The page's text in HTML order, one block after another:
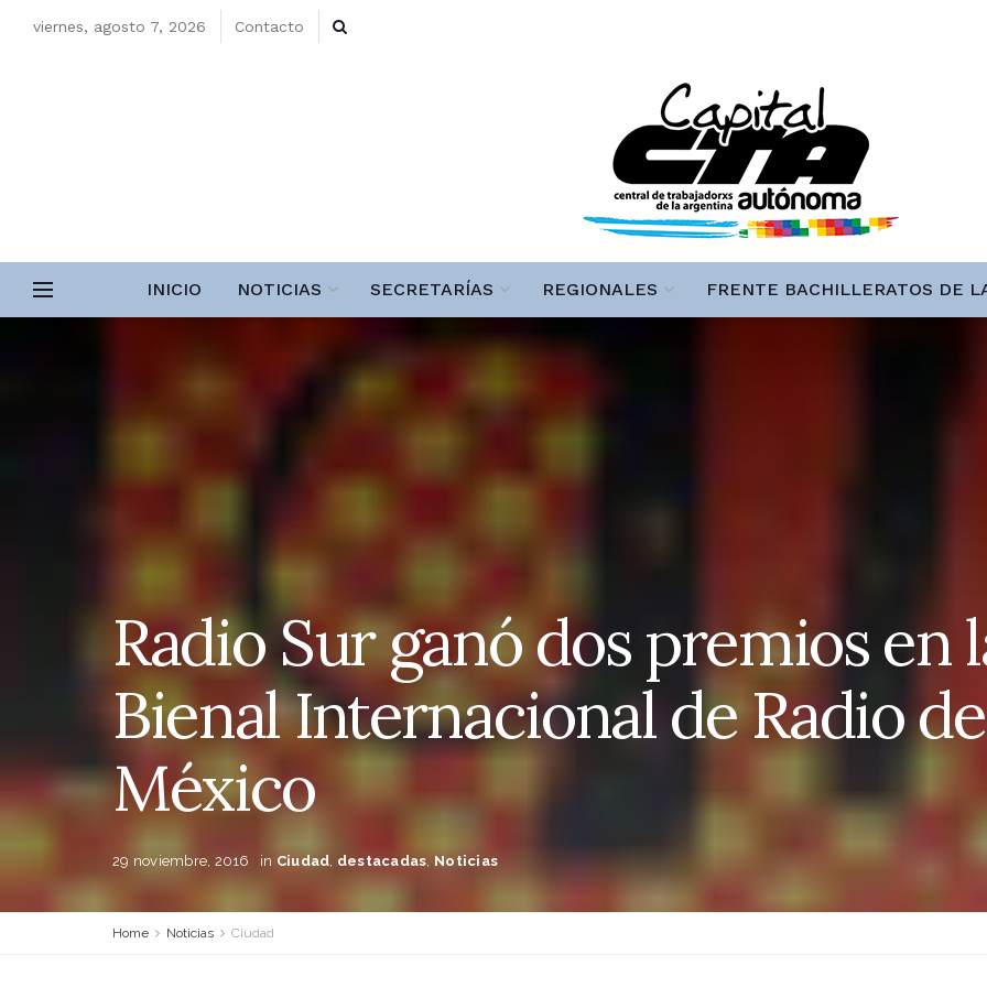
viernes, agosto 7, 2026 Contacto
INICIO NOTICIAS SECRETARÍAS REGIONALES FRENTE BACHILLERATOS DE
Radio Sur ganó dos premios en
Bienal Internacional de Radio de
México
29 noviembre, 2016 in Ciudad, destacadas, Noticias
Home Noticias Ciudad